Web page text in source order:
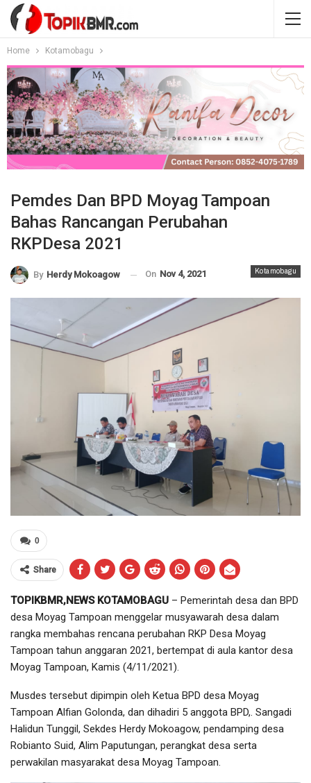
Home Kotamobagu
Pemdes Dan BPD Moyag Tampoan
Bahas Rancangan Perubahan
RKPDesa 2021
Kotamobagu
By Herdy Mokoagow On Nov 4, 2021
0
Share
TOPIKBMR,NEWS KOTAMOBAGU – Pemerintah desa dan BPD
desa Moyag Tampoan menggelar musyawarah desa dalam
rangka membahas rencana perubahan RKP Desa Moyag
Tampoan tahun anggaran 2021, bertempat di aula kantor desa
Moyag Tampoan, Kamis (4/11/2021).
Musdes tersebut dipimpin oleh Ketua BPD desa Moyag
Tampoan Alfian Golonda, dan dihadiri 5 anggota BPD,. Sangadi
Halidun Tunggil, Sekdes Herdy Mokoagow, pendamping desa
Robianto Suid, Alim Paputungan, perangkat desa serta
perwakilan masyarakat desa Moyag Tampoan.